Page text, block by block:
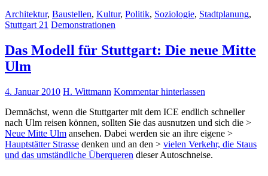
Architektur, Baustellen, Kultur, Politik, Soziologie, Stadtplanung,
Stuttgart 21 Demonstrationen
Das Modell für Stuttgart: Die neue Mitte
Ulm
4. Januar 2010 H. Wittmann Kommentar hinterlassen
Demnächst, wenn die Stuttgarter mit dem ICE endlich schneller
nach Ulm reisen können, sollten Sie das ausnutzen und sich die >
Neue Mitte Ulm ansehen. Dabei werden sie an ihre eigene >
Hauptstätter Strasse denken und an den > vielen Verkehr, die Staus
und das umständliche Überqueren dieser Autoschneise.